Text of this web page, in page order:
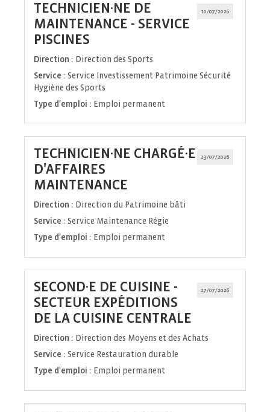
10/07/2026
TECHNICIEN·NE DE
MAINTENANCE - SERVICE
PISCINES
fenêtre)
Direction : Direction des Sports
Service : Service Investissement Patrimoine Sécurité
Hygiène des Sports
Type d'emploi : Emploi permanent
23/07/2026
TECHNICIEN·NE CHARGÉ·E
D'AFFAIRES
MAINTENANCE
fenêtre)
Direction : Direction du Patrimoine bâti
Service : Service Maintenance Régie
Type d'emploi : Emploi permanent
27/07/2026
SECOND·E DE CUISINE -
SECTEUR EXPÉDITIONS
DE LA CUISINE CENTRALE
fenêtre)
Direction : Direction des Moyens et des Achats
Service : Service Restauration durable
Type d'emploi : Emploi permanent